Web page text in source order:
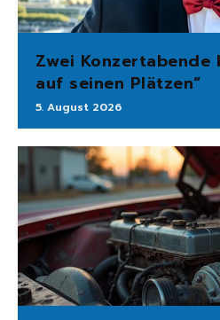
Zwei Konzertabende
auf seinen Plätzen“
5. August 2026